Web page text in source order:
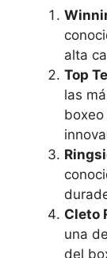
alta
Top
las
Cleto
una
del